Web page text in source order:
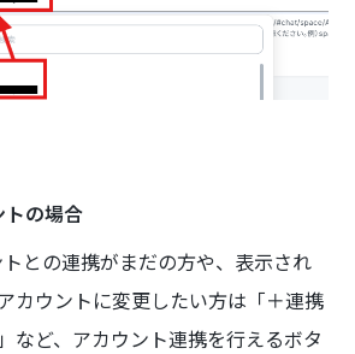
の場合
との連携がまだの方や、表示され
カウントに変更したい方は「＋連携
など、アカウント連携を行えるボタ